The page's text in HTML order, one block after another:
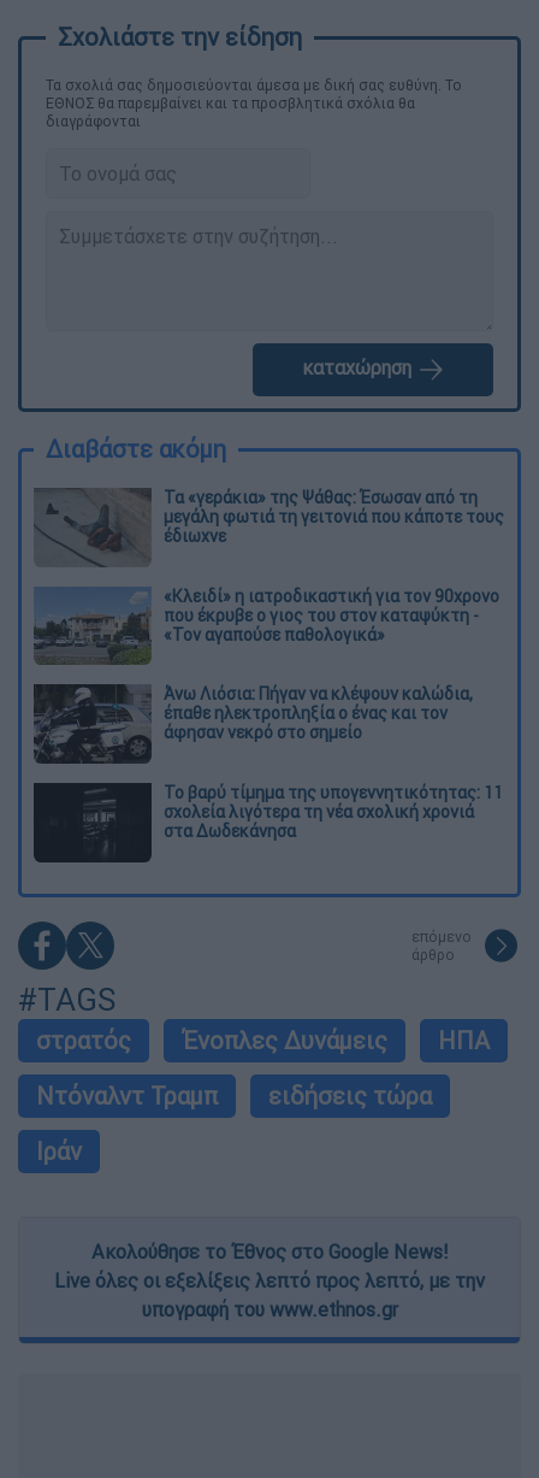
Τα σχολιά σας δημοσιεύονται άμεσα με δική σας ευθύνη. Το
ΕΘΝΟΣ θα παρεμβαίνει και τα προσβλητικά σχόλια θα
διαγράφονται
καταχώρηση
Διαβάστε ακόμη
Τα «γεράκια» της Ψάθας: Έσωσαν από τη
μεγάλη φωτιά τη γειτονιά που κάποτε τους
έδιωχνε
«Κλειδί» η ιατροδικαστική για τον 90χρονο
που έκρυβε ο γιος του στον καταψύκτη -
«Τον αγαπούσε παθολογικά»
Άνω Λιόσια: Πήγαν να κλέψουν καλώδια,
έπαθε ηλεκτροπληξία ο ένας και τον
άφησαν νεκρό στο σημείο
Το βαρύ τίμημα της υπογεννητικότητας: 11
σχολεία λιγότερα τη νέα σχολική χρονιά
στα Δωδεκάνησα
επόμενο
άρθρο
#TAGS
στρατός Ένοπλες Δυνάμεις
ΗΠΑ
Ντόναλντ Τραμπ
ειδήσεις τώρα
Ιράν
Ακολούθησε το Έθνος στο Google News!
Live όλες οι εξελίξεις λεπτό προς λεπτό, με την
υπογραφή του www.ethnos.gr